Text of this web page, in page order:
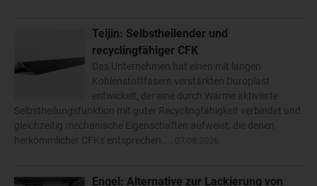
Teijin: Selbstheilender und
recyclingfähiger CFK
Das Unternehmen hat einen mit langen
Kohlenstofffasern verstärkten Duroplast
entwickelt, der eine durch Wärme aktivierte
Selbstheilungsfunktion mit guter Recyclingfähigkeit verbindet und
gleichzeitig mechanische Eigenschaften aufweist, die denen
herkömmlicher CFKs entsprechen....
Engel: Alternative zur Lackierung von